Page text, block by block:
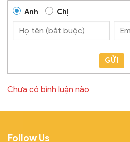
Anh Chị
GỬI
Chưa có bình luận nào
Follow Us